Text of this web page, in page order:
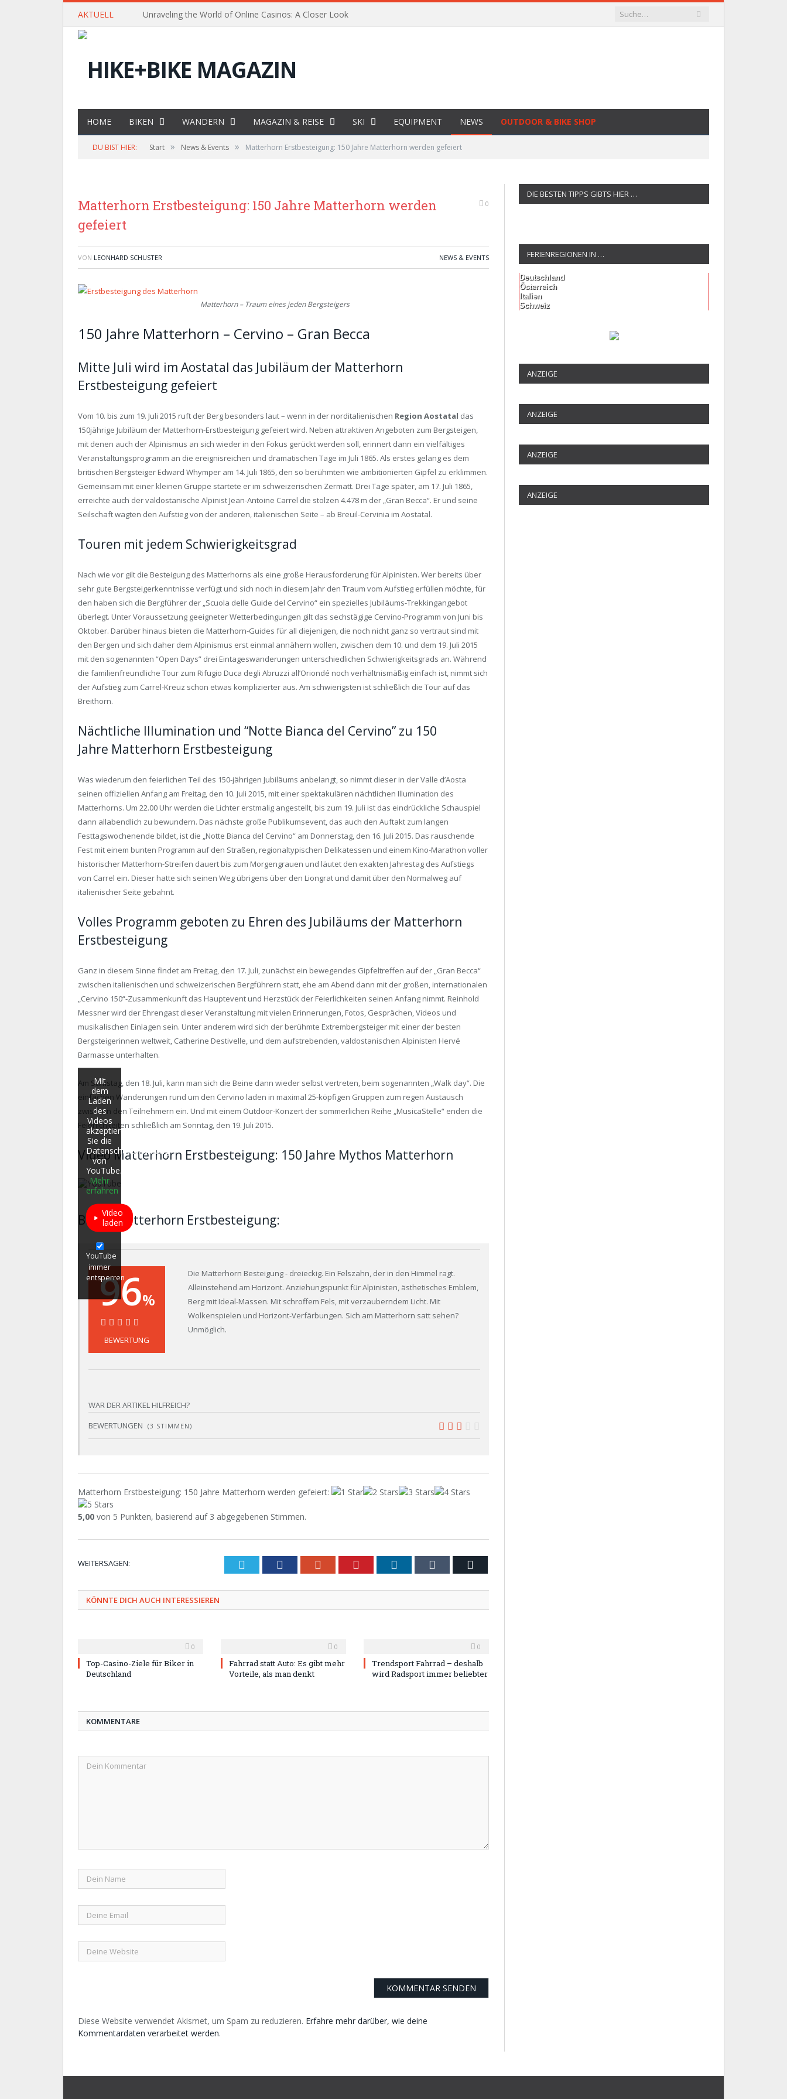
AKTUELL Unraveling the World of Online Casinos: A Closer Look
HOME BIKEN WANDERN MAGAZIN & REISE SKI EQUIPMENT NEWS OUTDOOR & BIKE SHOP
DU BIST HIER: Start » News & Events » Matterhorn Erstbesteigung: 150 Jahre Matterhorn werden gefeiert
Matterhorn Erstbesteigung: 150 Jahre Matterhorn werden
gefeiert
0
VON LEONHARD SCHUSTER NEWS & EVENTS
Matterhorn – Traum eines jeden Bergsteigers
150 Jahre Matterhorn – Cervino – Gran Becca
Mitte Juli wird im Aostatal das Jubiläum der Matterhorn
Erstbesteigung gefeiert
Vom 10. bis zum 19. Juli 2015 ruft der Berg besonders laut – wenn in der norditalienischen Region Aostatal das
150jährige Jubiläum der Matterhorn-Erstbesteigung gefeiert wird. Neben attraktiven Angeboten zum Bergsteigen,
mit denen auch der Alpinismus an sich wieder in den Fokus gerückt werden soll, erinnert dann ein vielfältiges
Veranstaltungsprogramm an die ereignisreichen und dramatischen Tage im Juli 1865. Als erstes gelang es dem
britischen Bergsteiger Edward Whymper am 14. Juli 1865, den so berühmten wie ambitionierten Gipfel zu erklimmen.
Gemeinsam mit einer kleinen Gruppe startete er im schweizerischen Zermatt. Drei Tage später, am 17. Juli 1865,
erreichte auch der valdostanische Alpinist Jean-Antoine Carrel die stolzen 4.478 m der „Gran Becca“. Er und seine
Seilschaft wagten den Aufstieg von der anderen, italienischen Seite – ab Breuil-Cervinia im Aostatal.
Touren mit jedem Schwierigkeitsgrad
Nach wie vor gilt die Besteigung des Matterhorns als eine große Herausforderung für Alpinisten. Wer bereits über
sehr gute Bergsteigerkenntnisse verfügt und sich noch in diesem Jahr den Traum vom Aufstieg erfüllen möchte, für
den haben sich die Bergführer der „Scuola delle Guide del Cervino“ ein spezielles Jubiläums-Trekkingangebot
überlegt. Unter Voraussetzung geeigneter Wetterbedingungen gilt das sechstägige Cervino-Programm von Juni bis
Oktober. Darüber hinaus bieten die Matterhorn-Guides für all diejenigen, die noch nicht ganz so vertraut sind mit
den Bergen und sich daher dem Alpinismus erst einmal annähern wollen, zwischen dem 10. und dem 19. Juli 2015
mit den sogenannten “Open Days” drei Eintageswanderungen unterschiedlichen Schwierigkeitsgrads an. Während
die familienfreundliche Tour zum Rifugio Duca degli Abruzzi all’Oriondé noch verhältnismäßig einfach ist, nimmt sich
der Aufstieg zum Carrel-Kreuz schon etwas komplizierter aus. Am schwierigsten ist schließlich die Tour auf das
Breithorn.
Nächtliche Illumination und “Notte Bianca del Cervino” zu 150
Jahre Matterhorn Erstbesteigung
Was wiederum den feierlichen Teil des 150-jährigen Jubiläums anbelangt, so nimmt dieser in der Valle d’Aosta
seinen offiziellen Anfang am Freitag, den 10. Juli 2015, mit einer spektakulären nächtlichen Illumination des
Matterhorns. Um 22.00 Uhr werden die Lichter erstmalig angestellt, bis zum 19. Juli ist das eindrückliche Schauspiel
dann allabendlich zu bewundern. Das nächste große Publikumsevent, das auch den Auftakt zum langen
Festtagswochenende bildet, ist die „Notte Bianca del Cervino“ am Donnerstag, den 16. Juli 2015. Das rauschende
Fest mit einem bunten Programm auf den Straßen, regionaltypischen Delikatessen und einem Kino-Marathon voller
historischer Matterhorn-Streifen dauert bis zum Morgengrauen und läutet den exakten Jahrestag des Aufstiegs
von Carrel ein. Dieser hatte sich seinen Weg übrigens über den Liongrat und damit über den Normalweg auf
italienischer Seite gebahnt.
Volles Programm geboten zu Ehren des Jubiläums der Matterhorn
Erstbesteigung
Ganz in diesem Sinne findet am Freitag, den 17. Juli, zunächst ein bewegendes Gipfeltreffen auf der „Gran Becca“
zwischen italienischen und schweizerischen Bergführern statt, ehe am Abend dann mit der großen, internationalen
„Cervino 150“-Zusammenkunft das Hauptevent und Herzstück der Feierlichkeiten seinen Anfang nimmt. Reinhold
Messner wird der Ehrengast dieser Veranstaltung mit vielen Erinnerungen, Fotos, Gesprächen, Videos und
musikalischen Einlagen sein. Unter anderem wird sich der berühmte Extrembergsteiger mit einer der besten
Bergsteigerinnen weltweit, Catherine Destivelle, und dem aufstrebenden, valdostanischen Alpinisten Hervé
Barmasse unterhalten.
Am Samstag, den 18. Juli, kann man sich die Beine dann wieder selbst vertreten, beim sogenannten „Walk day“. Die
einfachen Wanderungen rund um den Cervino laden in maximal 25-köpfigen Gruppen zum regen Austausch
zwischen den Teilnehmern ein. Und mit einem Outdoor-Konzert der sommerlichen Reihe „MusicaStelle“ enden die
Feierlichkeiten schließlich am Sonntag, den 19. Juli 2015.
Video Matterhorn Erstbesteigung: 150 Jahre Mythos Matterhorn
Mit
dem
Laden
des
Videos
akzeptieren
Sie die
Datenschutzerklärung
von
YouTube.
Mehr
erfahren
Video
laden
YouTube
immer
entsperren
Bilder Matterhorn Erstbesteigung:
96%
96%
BEWERTUNG
Die Matterhorn Besteigung - dreieckig. Ein Felszahn, der in den Himmel ragt.
Alleinstehend am Horizont. Anziehungspunkt für Alpinisten, ästhetisches Emblem,
Berg mit Ideal-Massen. Mit schroffem Fels, mit verzauberndem Licht. Mit
Wolkenspielen und Horizont-Verfärbungen. Sich am Matterhorn satt sehen?
Unmöglich.
WAR DER ARTIKEL HILFREICH?
BEWERTUNGEN (3 STIMMEN)
Matterhorn Erstbesteigung: 150 Jahre Matterhorn werden gefeiert:
5,00 von 5 Punkten, basierend auf 3 abgegebenen Stimmen.
WEITERSAGEN: Twitter Facebook Google+ Pinterest LinkedIn Tumblr
KÖNNTE DICH AUCH INTERESSIEREN
0
Top-Casino-Ziele für Biker in
Deutschland
0
Fahrrad statt Auto: Es gibt mehr
Vorteile, als man denkt
0
Trendsport Fahrrad – deshalb
wird Radsport immer beliebter
KOMMENTARE
Diese Website verwendet Akismet, um Spam zu reduzieren. Erfahre mehr darüber, wie deine
Kommentardaten verarbeitet werden.
DIE BESTEN TIPPS GIBTS HIER …
FERIENREGIONEN IN …
Deutschland
Österreich
Italien
Schweiz
ANZEIGE
ANZEIGE
ANZEIGE
ANZEIGE